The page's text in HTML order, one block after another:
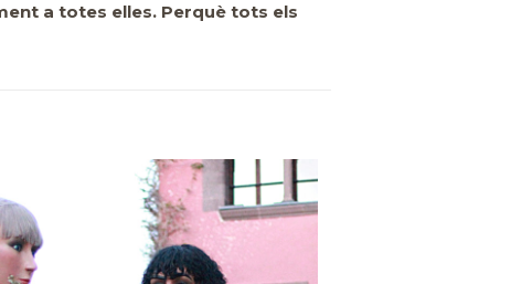
a totes elles. Perquè tots els